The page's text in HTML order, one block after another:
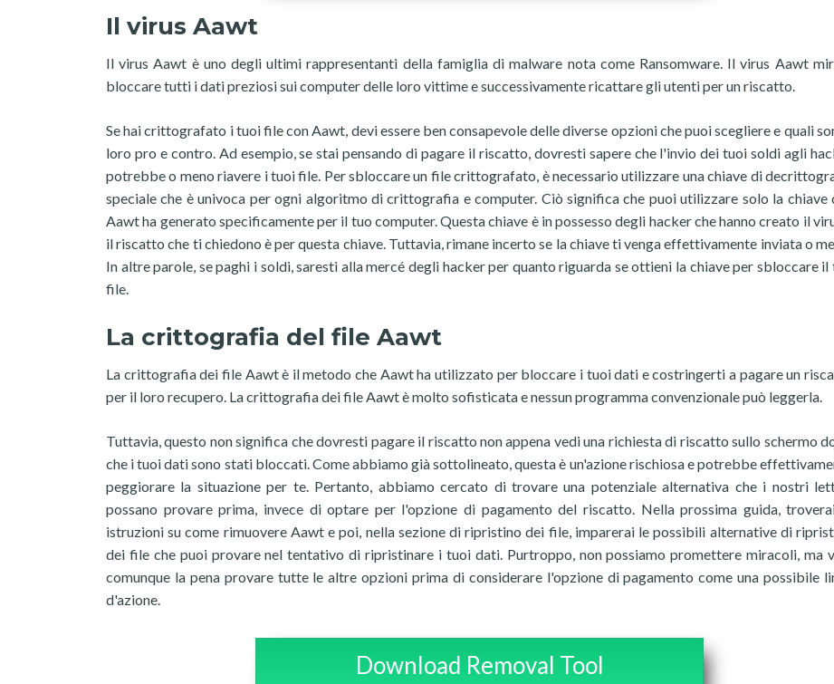
Il virus Aawt
Il virus Aawt è uno degli ultimi rappresentanti della famiglia di malware nota come Ransomware. Il virus Aawt
bloccare tutti i dati preziosi sui computer delle loro vittime e successivamente ricattare gli utenti per un riscatto.
Se hai crittografato i tuoi file con Aawt, devi essere ben consapevole delle diverse opzioni che puoi scegliere e quali
loro pro e contro. Ad esempio, se stai pensando di pagare il riscatto, dovresti sapere che l'invio dei tuoi soldi agli
potrebbe o meno riavere i tuoi file. Per sbloccare un file crittografato, è necessario utilizzare una chiave di
speciale che è univoca per ogni algoritmo di crittografia e computer. Ciò significa che puoi utilizzare solo la chiave
Aawt ha generato specificamente per il tuo computer. Questa chiave è in possesso degli hacker che hanno creato il
il riscatto che ti chiedono è per questa chiave. Tuttavia, rimane incerto se la chiave ti venga effettivamente inviata o
In altre parole, se paghi i soldi, saresti alla mercé degli hacker per quanto riguarda se ottieni la chiave per sbloccare il
file.
La crittografia del file Aawt
La crittografia dei file Aawt è il metodo che Aawt ha utilizzato per bloccare i tuoi dati e costringerti a pagare un
per il loro recupero. La crittografia dei file Aawt è molto sofisticata e nessun programma convenzionale può leggerla.
Tuttavia, questo non significa che dovresti pagare il riscatto non appena vedi una richiesta di riscatto sullo schermo
che i tuoi dati sono stati bloccati. Come abbiamo già sottolineato, questa è un'azione rischiosa e potrebbe
peggiorare la situazione per te. Pertanto, abbiamo cercato di trovare una potenziale alternativa che i nostri
possano provare prima, invece di optare per l'opzione di pagamento del riscatto. Nella prossima guida,
istruzioni su come rimuovere Aawt e poi, nella sezione di ripristino dei file, imparerai le possibili alternative di
dei file che puoi provare nel tentativo di ripristinare i tuoi dati. Purtroppo, non possiamo promettere miracoli, ma
comunque la pena provare tutte le altre opzioni prima di considerare l'opzione di pagamento come una possibile
d'azione.
Download Removal Tool